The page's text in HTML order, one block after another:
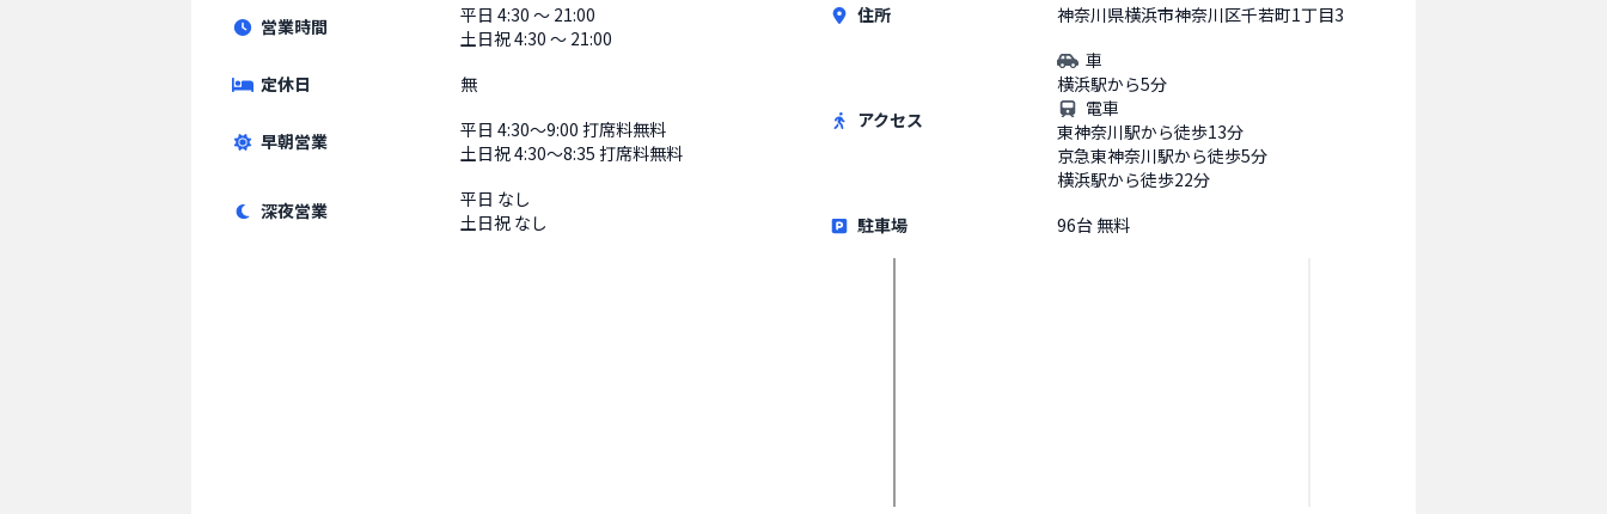
営業時間 平日 4:30 〜 21:00
土日祝4:30 〜 21:00
定休日
無
早朝営業 平日 4:30〜9:00 打席料無料
土日祝4:30〜8:35 打席料無料
深夜営業 平日 なし
土日祝 なし
住所 神奈川県横浜市神奈川区千若町1丁目3
アクセス
車
横浜駅から5分
電車
東神奈川駅から徒歩13分
京急東神奈川駅から徒歩5分
横浜駅から徒歩22分
駐車場
96台 無料